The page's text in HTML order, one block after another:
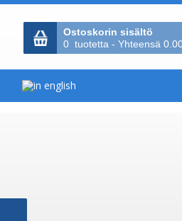
Ostoskorin sisältö
0 tuotetta - Yhteensä